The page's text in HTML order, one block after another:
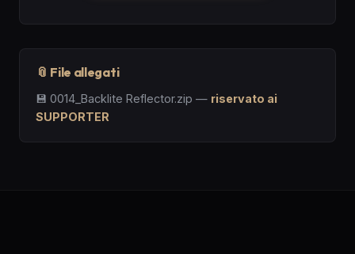
📎 File allegati
💾 0014_Backlite Reflector.zip — riservato ai
SUPPORTER